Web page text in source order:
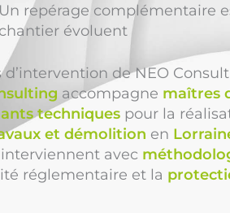
Un repérage complémentaire
chantier évoluent
d’intervention de NEO
accompagne maîtres
techniques pour la
et démolition en
avec
réglementaire et la